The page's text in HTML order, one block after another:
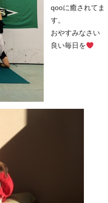
qooに癒されてま
す。
おやすみなさい
良い毎日を